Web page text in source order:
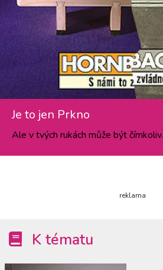
Je to jen Prkno
Ale v tvých rukách může být čímkoliv.
reklama
K tématu